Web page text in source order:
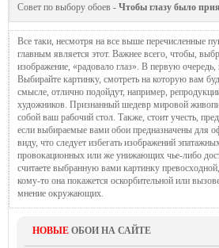
Совет по выбору обоев - Чтобы глазу было
Все таки, несмотря на все выше перечисленные
главным является этот. Важнее всего, чтобы,
изображение, «радовало глаз». В первую очередь,
Выбирайте картинку, смотреть на которую вам
смысле, отлично подойдут, например,
художников. Признанный шедевр мировой
собой ваш рабочий стол. Также, стоит учесть,
если выбираемые вами обои предназначены для
виду, что следует избегать изображений
провокационных или же унижающих чье-либо
считаете выбранную вами картинку
кому-то она покажется оскорбительной или
мнение окружающих.
НОВЫЕ ОБОИ НА САЙТЕ